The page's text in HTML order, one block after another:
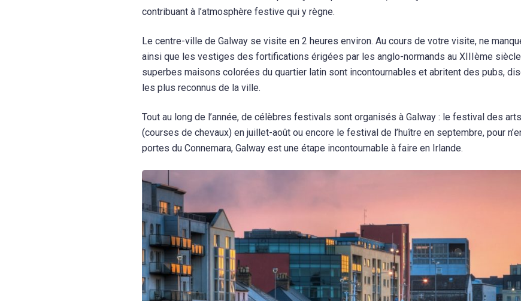
contribuant à l’atmosphère festive qui y règne.
Le centre-ville de Galway se visite en 2 heures environ. Au cours de votre visite, ne
ainsi que les vestiges des fortifications érigées par les anglo-normands au XIIIème
superbes maisons colorées du quartier latin sont incontournables et abritent des pubs,
les plus reconnus de la ville.
Tout au long de l’année, de célèbres festivals sont organisés à Galway : le festival des
(courses de chevaux) en juillet-août ou encore le festival de l’huître en septembre, pour
portes du Connemara, Galway est une étape incontournable à faire en Irlande.